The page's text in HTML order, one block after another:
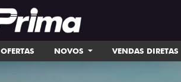
OFERTAS NOVOS VENDAS DIRETAS